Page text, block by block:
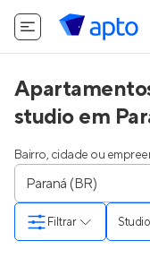
studio em
Bairro, cidade ou
Studio
Filtrar